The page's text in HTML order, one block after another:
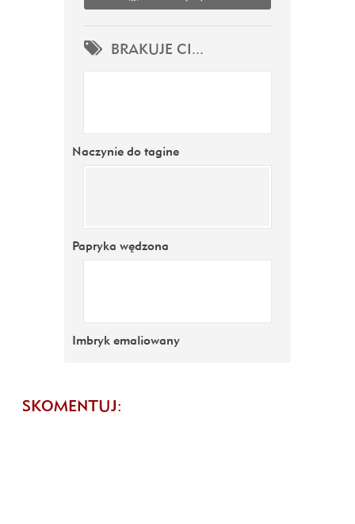
BRAKUJE CI...
Naczynie do tagine
Papryka wędzona
Imbryk emaliowany
SKOMENTUJ: